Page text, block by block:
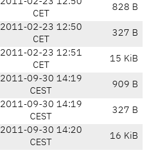
CET
828 B
2011-02-23 12:50
CET
327 B
2011-02-23 12:51
CET
15 KiB
2011-09-30 14:19
CEST
909 B
2011-09-30 14:19
CEST
327 B
2011-09-30 14:20
CEST
16 KiB